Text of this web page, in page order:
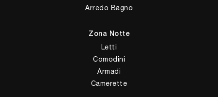
Arredo Bagno
Zona Notte
Letti
Comodini
Armadi
Camerette